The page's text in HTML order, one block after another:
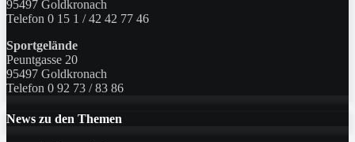
95497 Goldkronach
Telefon 0 15 1 / 42 42 77 46
Sportgelände
Peuntgasse 20
95497 Goldkronach
Telefon 0 92 73 / 83 86
News zu den Themen